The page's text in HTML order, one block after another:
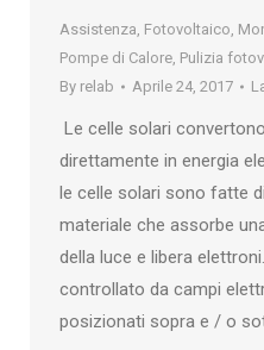
Assistenza Fotovoltaico
Pompe di Calore Pulizia
By relab Aprile 24, 2017
Le celle solari
direttamente in energia
le celle solari sono fatte
materiale che assorbe
della luce e libera
controllato da campi
posizionati sopra e / o